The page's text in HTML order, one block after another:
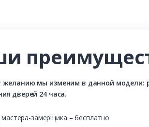
мы изменим в данной модели:
дверей 24 часа.
замерщика – бесплатно